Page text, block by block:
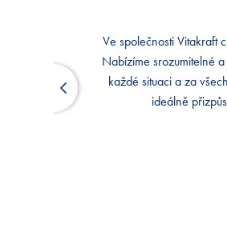
Ve společnosti Vitakraft
Nabízíme srozumitelné
každé situaci a za
ideálně
Ve společnosti Vitakraft
Nabízíme srozumitelné
každé situaci a za
ideálně